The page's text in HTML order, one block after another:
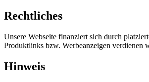
Rechtliches
Unsere Webseite finanziert sich durch
Produktlinks bzw. Werbeanzeigen verdienen
Hinweis